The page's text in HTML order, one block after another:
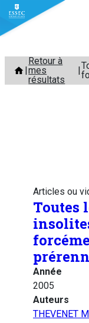
Aller
contenu
Retour à
mes
résultats
Articles ou
Toutes
Année
2005
Auteurs
THEVENET